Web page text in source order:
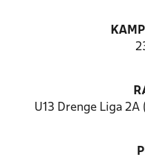
U13 Drenge Liga